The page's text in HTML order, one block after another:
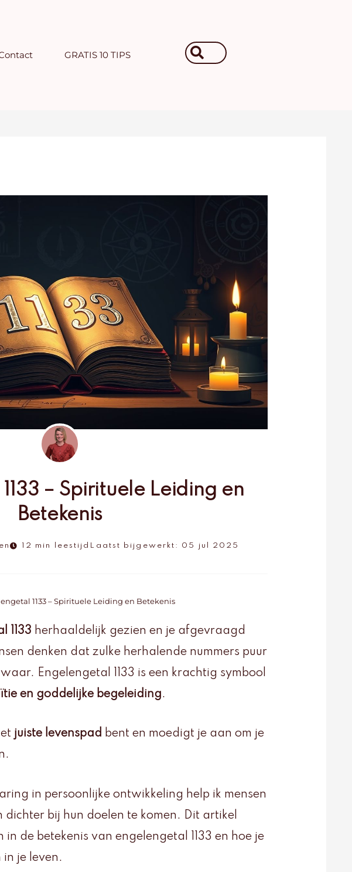
GRATIS 10 TIPS
Search
...
– Spirituele Leiding en
Betekenis
12 min leestijd Laatst bijgewerkt: 05 jul 2025
1133 – Spirituele Leiding en Betekenis
1133 herhaaldelijk gezien en je afgevraagd
denken dat zulke herhalende nummers puur
Engelengetal 1133 is een krachtig symbool
en goddelijke begeleiding.
juiste levenspad bent en moedigt je aan om je
in persoonlijke ontwikkeling help ik mensen
dichter bij hun doelen te komen. Dit artikel
de betekenis van engelengetal 1133 en hoe je
in je leven.